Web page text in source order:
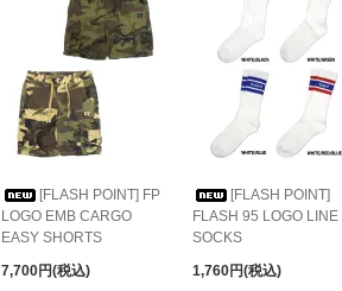
[FLASH POINT] FP
LOGO EMB CARGO
EASY SHORTS
7,700円(税込)
[FLASH POINT]
FLASH 95 LOGO LINE
SOCKS
1,760円(税込)